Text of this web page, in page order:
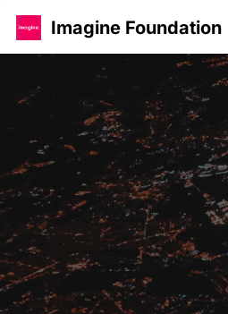
Imagine Foundation